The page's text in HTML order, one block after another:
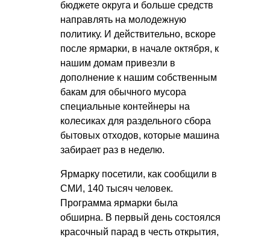
бюджете округа и больше средств
направлять на молодежную
политику. И действительно, вскоре
после ярмарки, в начале октября, к
нашим домам привезли в
дополнение к нашим собственным
бакам для обычного мусора
специальные контейнеры на
колесиках для раздельного сбора
бытовых отходов, которые машина
забирает раз в неделю.
Ярмарку посетили, как сообщили в
СМИ, 140 тысяч человек.
Программа ярмарки была
обширна. В первый день состоялся
красочный парад в честь открытия,